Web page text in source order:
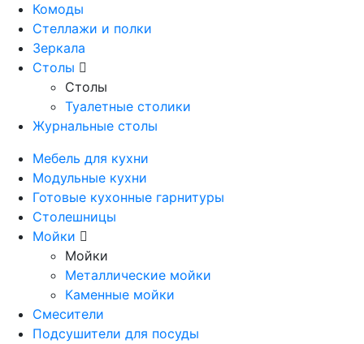
Комоды
Стеллажи и полки
Зеркала
Столы
Столы
Туалетные столики
Журнальные столы
Мебель для кухни
Модульные кухни
Готовые кухонные гарнитуры
Столешницы
Мойки
Мойки
Металлические мойки
Каменные мойки
Смесители
Подсушители для посуды